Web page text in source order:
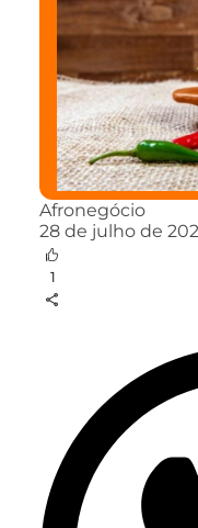
Afronegócio
28 de julho de
1